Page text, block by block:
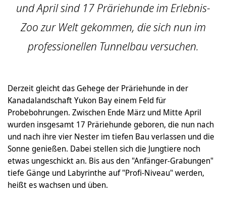
und April sind 17 Präriehunde im Erlebnis-
Zoo zur Welt gekommen, die sich nun im
professionellen Tunnelbau versuchen.
Derzeit gleicht das Gehege der Präriehunde in der
Kanadalandschaft Yukon Bay einem Feld für
Probebohrungen. Zwischen Ende März und Mitte April
wurden insgesamt 17 Präriehunde geboren, die nun nach
und nach ihre vier Nester im tiefen Bau verlassen und die
Sonne genießen. Dabei stellen sich die Jungtiere noch
etwas ungeschickt an. Bis aus den "Anfänger-Grabungen"
tiefe Gänge und Labyrinthe auf "Profi-Niveau" werden,
heißt es wachsen und üben.